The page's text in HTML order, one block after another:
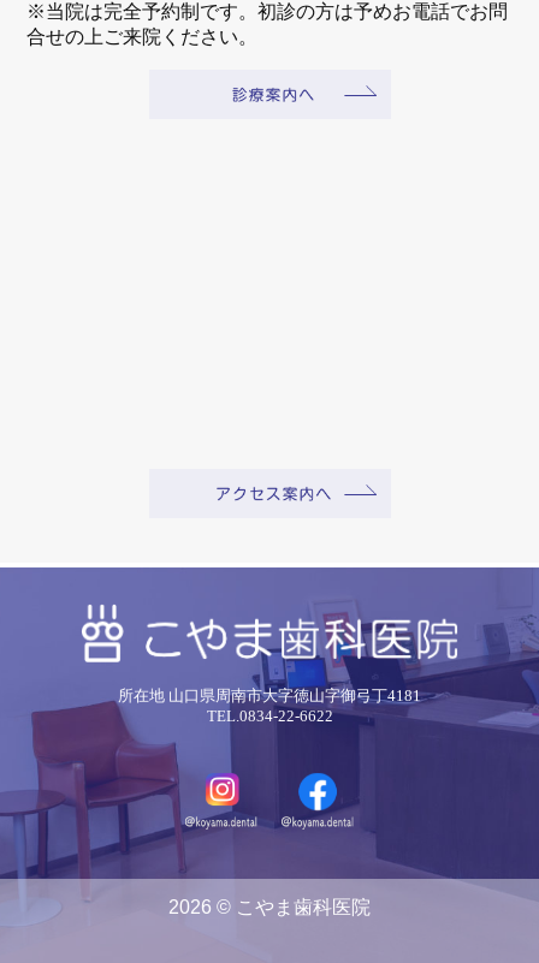
※当院は完全予約制です。初診の方は予めお電話でお問
合せの上ご来院ください。
所在地 山口県周南市大字徳山字御弓丁4181
TEL.0834-22-6622
2026 © こやま歯科医院